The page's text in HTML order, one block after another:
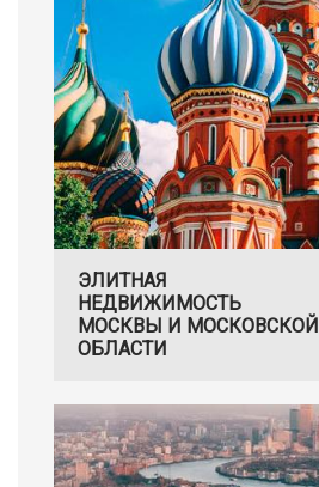
ЭЛИТНАЯ
НЕДВИЖИМОСТЬ
МОСКВЫ И МОСКОВСКОЙ
ОБЛАСТИ